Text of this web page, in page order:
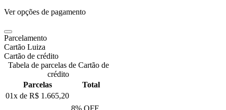
Ver opções de pagamento
Parcelamento
Cartão Luiza
Cartão de crédito
Tabela de parcelas de Cartão de
crédito
Parcelas
Total
01x de R$ 1.665,20